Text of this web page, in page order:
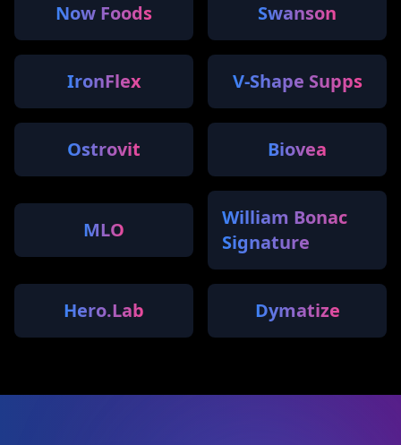
Now Foods Swanson
IronFlex V-Shape Supps
Ostrovit Biovea
MLO
William Bonac
Signature
Hero.Lab Dymatize